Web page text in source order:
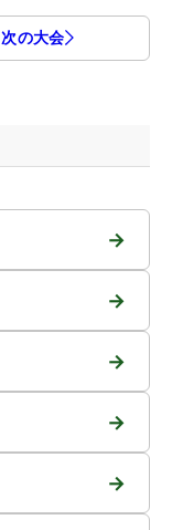
次の大会
→
→
→
→
→